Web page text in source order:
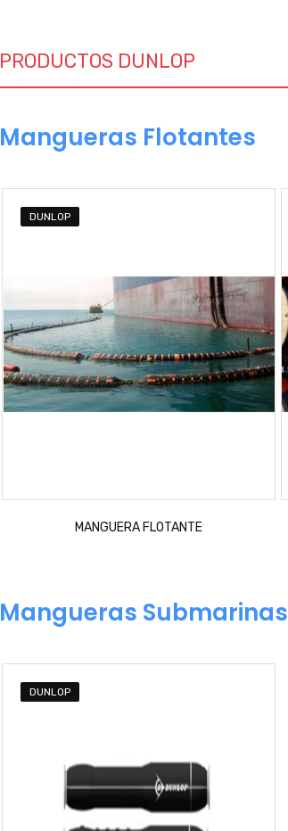
PRODUCTOS DUNLOP
Mangueras Flotantes
DUNLOP
MANGUERA FLOTANTE
Mangueras Submarinas
DUNLOP